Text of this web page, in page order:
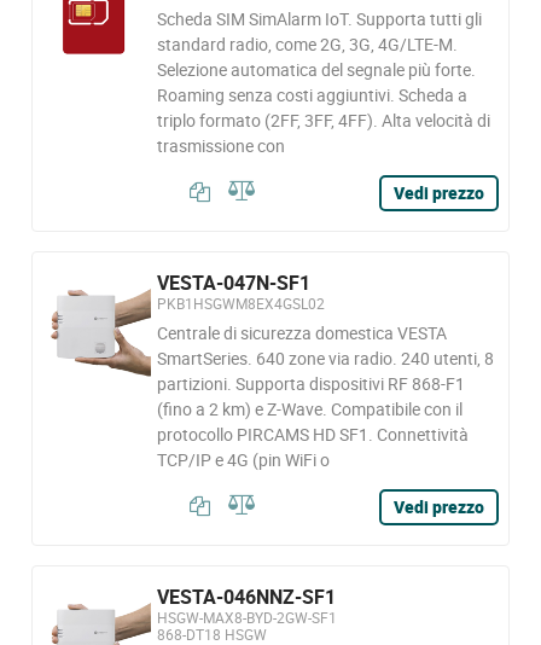
Scheda SIM SimAlarm IoT. Supporta tutti gli
standard radio, come 2G, 3G, 4G/LTE-M.
Selezione automatica del segnale più forte.
Roaming senza costi aggiuntivi. Scheda a
triplo formato (2FF, 3FF, 4FF). Alta velocità di
trasmissione con
Vedi prezzo
VESTA-047N-SF1
PKB1HSGWM8EX4GSL02
Centrale di sicurezza domestica VESTA
SmartSeries. 640 zone via radio. 240 utenti, 8
partizioni. Supporta dispositivi RF 868-F1
(fino a 2 km) e Z-Wave. Compatibile con il
protocollo PIRCAMS HD SF1. Connettività
TCP/IP e 4G (pin WiFi o
Vedi prezzo
VESTA-046NNZ-SF1
HSGW-MAX8-BYD-2GW-SF1
868-DT18 HSGW